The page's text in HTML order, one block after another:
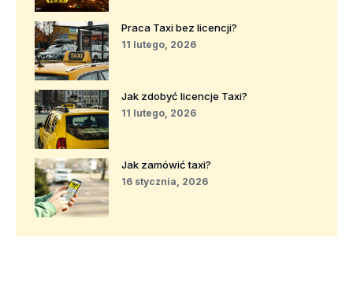
Praca Taxi bez licencji?
11 lutego, 2026
Jak zdobyć licencje Taxi?
11 lutego, 2026
Jak zamówić taxi?
16 stycznia, 2026